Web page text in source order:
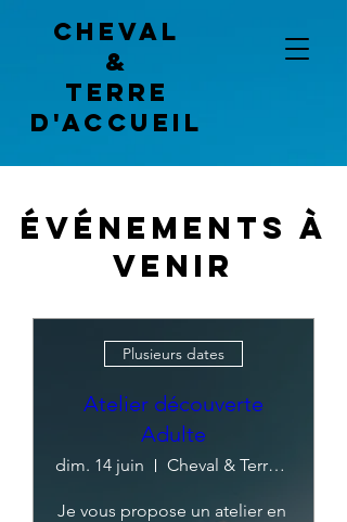
Cheval
&
terre
d'accueil
Événements à
venir
Plusieurs dates
Atelier découverte
Adulte
dim. 14 juin Cheval & Terre d'Accueil
Je vous propose un atelier en